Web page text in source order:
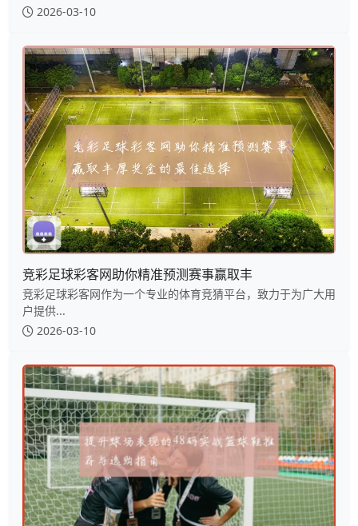
2026-03-10
竞彩足球彩客网助你精准预测赛事赢取丰
竞彩足球彩客网作为一个专业的体育竞猜平台，致力于为广大用
户提供...
2026-03-10